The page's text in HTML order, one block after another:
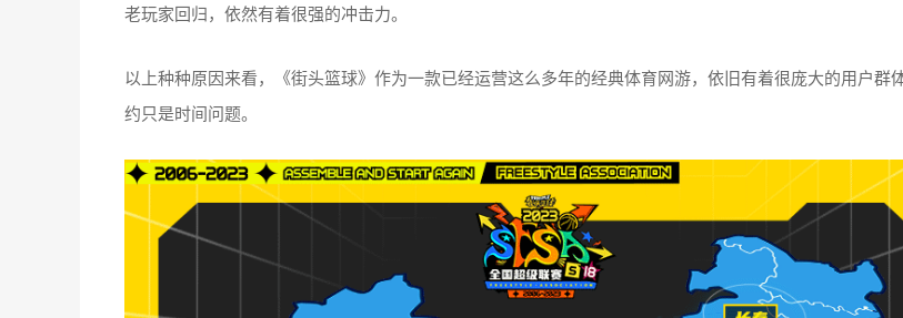
老玩家回归，依然有着很强的冲击力。
以上种种原因来看，《街头篮球》作为一款已经运营这么多年的经典体育网游，依旧有着很庞大的用户群
约只是时间问题。